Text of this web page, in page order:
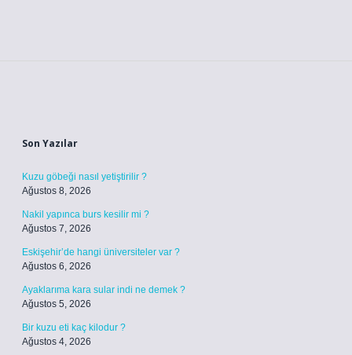
Son Yazılar
Kuzu göbeği nasıl yetiştirilir ?
Ağustos 8, 2026
Nakil yapınca burs kesilir mi ?
Ağustos 7, 2026
Eskişehir’de hangi üniversiteler var ?
Ağustos 6, 2026
Ayaklarıma kara sular indi ne demek ?
Ağustos 5, 2026
Bir kuzu eti kaç kilodur ?
Ağustos 4, 2026